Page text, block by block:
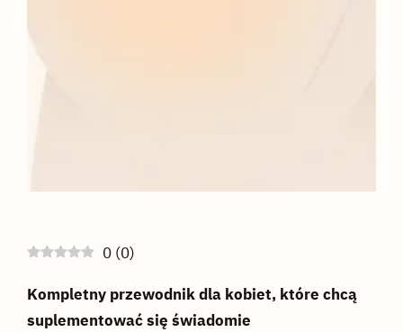
0 (0)
Kompletny przewodnik dla kobiet, które chcą
suplementować się świadomie